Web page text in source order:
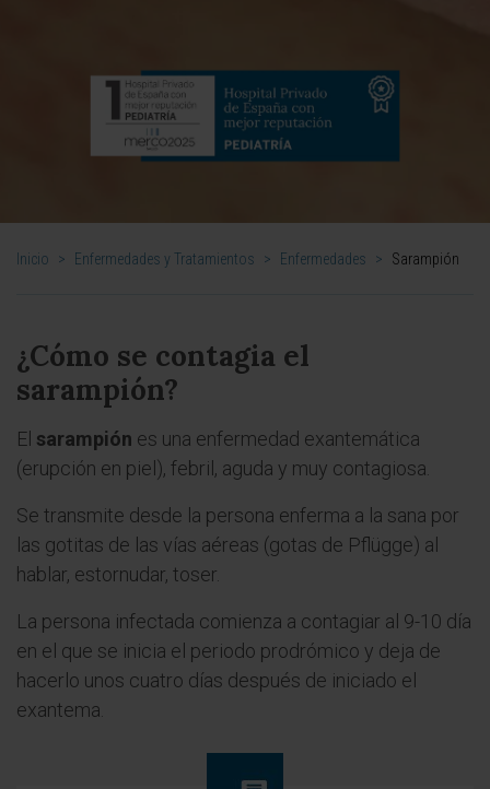
Inicio > Enfermedades y Tratamientos > Enfermedades > Sarampión
¿Cómo se contagia el
sarampión?
El sarampión es una enfermedad exantemática
(erupción en piel), febril, aguda y muy contagiosa.
Se transmite desde la persona enferma a la sana por
las gotitas de las vías aéreas (gotas de Pflügge) al
hablar, estornudar, toser.
La persona infectada comienza a contagiar al 9-10 día
en el que se inicia el periodo prodrómico y deja de
hacerlo unos cuatro días después de iniciado el
exantema.